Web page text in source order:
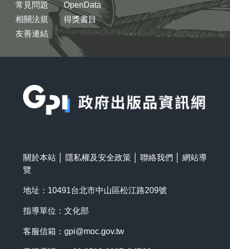
常見問題
相關法規
友善連結
OpenData
得獎書目
關於本站 隱私權及安全政策 聯絡我們
網站導
覽
地址：10491台北市中山區松江路209號
指導單位：文化部
客服信箱： gpi@moc.gov.tw